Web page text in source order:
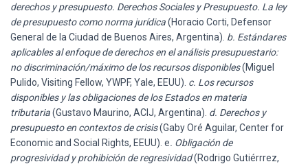
derechos y presupuesto. Derechos Sociales y Presupuesto. La ley
de presupuesto como norma jurídica(Horacio Corti, Defensor
General de la Ciudad de Buenos Aires, Argentina). b. Estándares
aplicables al enfoque de derechos en el análisis presupuestario:
no discriminación/máximo de los recursos disponibles(Miguel
Pulido, Visiting Fellow, YWPF, Yale, EEUU). c. Los recursos
disponibles y las obligaciones de los Estados en materia
tributaria(Gustavo Maurino, ACIJ, Argentina). d. Derechos y
presupuesto en contextos de crisis(Gaby Oré Aguilar, Center for
Economic and Social Rights, EEUU). e. Obligación de
progresividad y prohibición de regresividad(Rodrigo Gutiérrrez,